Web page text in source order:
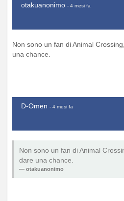
otakuanonimo - 4 mesi fa
Non sono un fan di Animal
una chance.
D-Omen - 4 mesi fa
Non sono un fan di Animal
dare una chance.
otakuanonimo